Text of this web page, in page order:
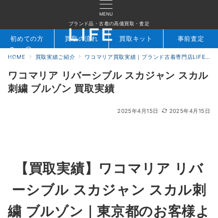
MENU
ブランド品・古着の高価買取・査定
検索 お問合せ
初めての方 買取の流れ 買取キット 事前査定
HOME 買取実績ご紹介 ワコマリア買取実績｜ブランド古着専門店LIFE
ワコマリア リバーシブル スカジャン スカル
刺繍 ブルゾン 買取実績
2025年4月15日 2025年4月15日
【買取実績】ワコマリア リバ
ーシブル スカジャン スカル刺
繍 ブルゾン｜東京都のお客様よ